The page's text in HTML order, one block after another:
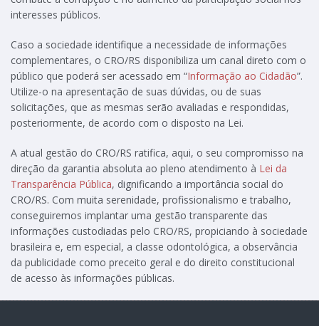
interesses públicos.
Caso a sociedade identifique a necessidade de informações
complementares, o CRO/RS disponibiliza um canal direto com o
público que poderá ser acessado em “Informação ao Cidadão”.
Utilize-o na apresentação de suas dúvidas, ou de suas
solicitações, que as mesmas serão avaliadas e respondidas,
posteriormente, de acordo com o disposto na Lei.
A atual gestão do CRO/RS ratifica, aqui, o seu compromisso na
direção da garantia absoluta ao pleno atendimento à Lei da
Transparência Pública, dignificando a importância social do
CRO/RS. Com muita serenidade, profissionalismo e trabalho,
conseguiremos implantar uma gestão transparente das
informações custodiadas pelo CRO/RS, propiciando à sociedade
brasileira e, em especial, a classe odontológica, a observância
da publicidade como preceito geral e do direito constitucional
de acesso às informações públicas.